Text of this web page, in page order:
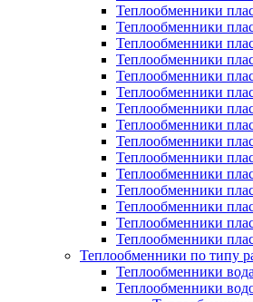
Теплообменники
Теплообменники
Теплообменники
Теплообменники
Теплообменники
Теплообменники
Теплообменники
Теплообменники
Теплообменники
Теплообменники
Теплообменники
Теплообменники
Теплообменники
Теплообменники
Теплообменники
Теплообменники по типу
Теплообменники
Теплообменники